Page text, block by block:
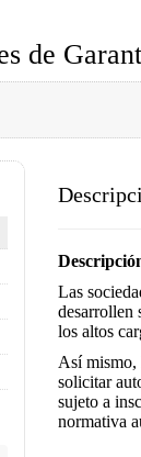
de
Las
desarrollen
los altos
Así mismo,
solicitar
sujeto a
normativa